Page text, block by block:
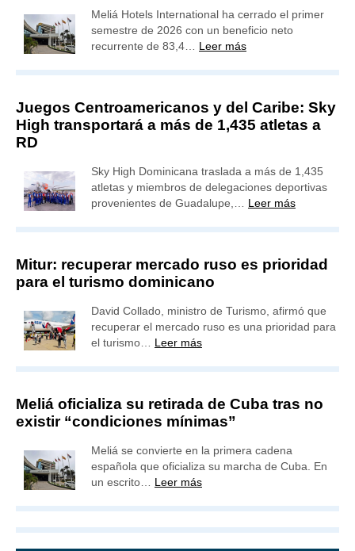
Meliá Hotels International ha cerrado el primer
semestre de 2026 con un beneficio neto
recurrente de 83,4… Leer más
Juegos Centroamericanos y del Caribe: Sky
High transportará a más de 1,435 atletas a
RD
Sky High Dominicana traslada a más de 1,435
atletas y miembros de delegaciones deportivas
provenientes de Guadalupe,… Leer más
Mitur: recuperar mercado ruso es prioridad
para el turismo dominicano
David Collado, ministro de Turismo, afirmó que
recuperar el mercado ruso es una prioridad para
el turismo… Leer más
Meliá oficializa su retirada de Cuba tras no
existir “condiciones mínimas”
Meliá se convierte en la primera cadena
española que oficializa su marcha de Cuba. En
un escrito… Leer más